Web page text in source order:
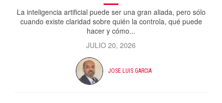
La inteligencia artificial puede ser una gran aliada, pero sólo
cuando existe claridad sobre quién la controla, qué puede
hacer y cómo...
JULIO 20, 2026
JOSE LUIS GARCIA